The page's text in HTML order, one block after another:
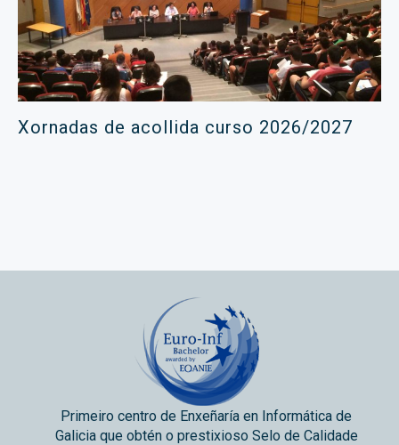
Xornadas de acollida curso 2026/2027
Primeiro centro de Enxeñaría en Informática de
Galicia que obtén o prestixioso Selo de Calidade